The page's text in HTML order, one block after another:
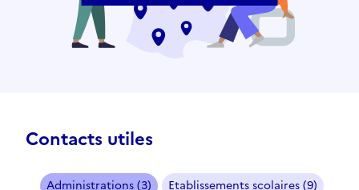
Contacts utiles
Administrations (3)
Etablissements scolaires (9)